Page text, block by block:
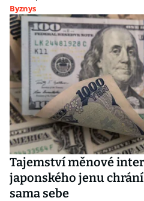
Byznys
Tajemství měnové
japonského jenu
sama sebe